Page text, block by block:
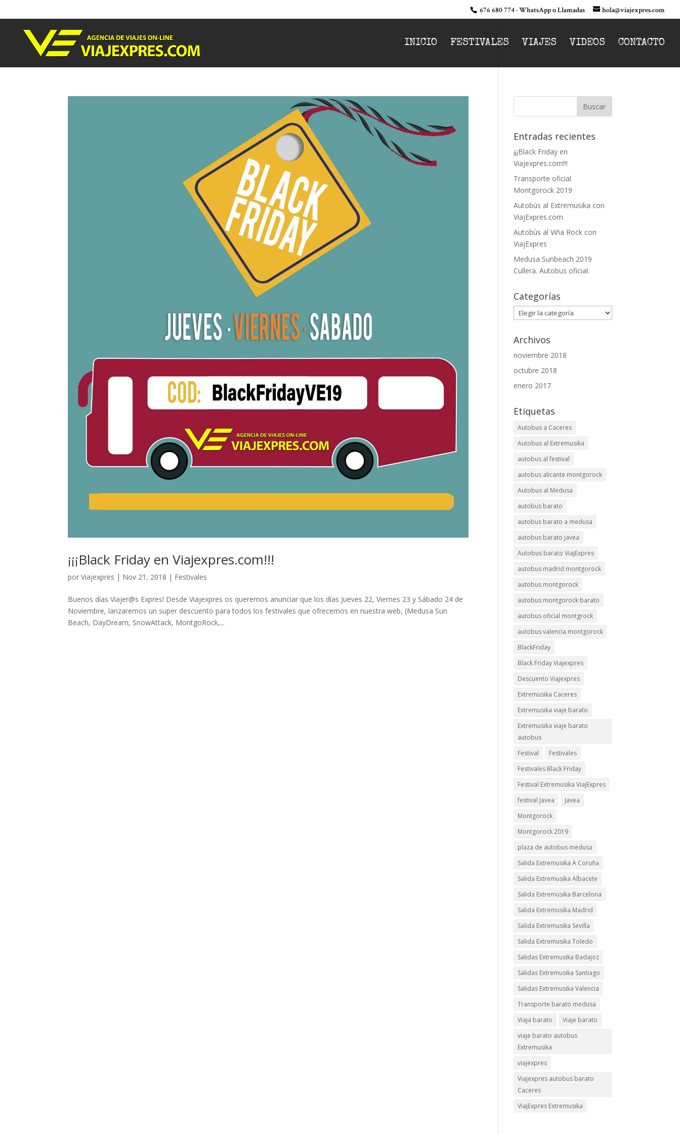
676 680 774 · WhatsApp o Llamadas hola@viajexpres.com
INICIO FESTIVALES VIAJES VIDEOS CONTACTO
¡¡¡Black Friday en Viajexpres.com!!!
porViajexpres | Nov 21, 2018 | Festivales
Buenos días Viajer@s Expres! Desde Viajexpres os queremos anunciar que los días Jueves 22, Viernes 23 y Sábado 24 de
Noviembre, lanzaremos un super descuento para todos los festivales que ofrecemos en nuestra web, (Medusa Sun
Beach, DayDream, SnowAttack, MontgoRock,...
Entradas recientes
¡¡¡Black Friday en
Viajexpres.com!!!
Transporte oficial
Montgorock 2019
Autobús al Extremusika con
ViajExpres.com
Autobús al Viña Rock con
ViajExpres
Medusa Sunbeach 2019
Cullera. Autobus oficial.
Categorías
Categorías
Archivos
noviembre 2018
octubre 2018
enero 2017
Etiquetas
Autobus a Caceres
Autobus al Extremusika
autobus al festival
autobus alicante montgorock
Autobus al Medusa
autobus barato
autobus barato a medusa
autobus barato javea
Autobus barato ViajExpres
autobus madrid montgorock
autobus montgorock
autobus montgorock barato
autobus oficial montgrock
autobus valencia montgorock
BlackFriday
Black Friday Viajexpres
Descuento Viajexpres
Extremusika Caceres
Extremusika viaje barato
Extremusika viaje barato
autobus
Festival
Festivales
Festivales Black Friday
Festival Extremusika ViajExpres
festival Javea
Javea
Montgorock
Montgorock 2019
plaza de autobus medusa
Salida Extremusika A Coruña
Salida Extremusika Albacete
Salida Extremusika Barcelona
Salida Extremusika Madrid
Salida Extremusika Sevilla
Salida Extremusika Toledo
Salidas Extremusika Badajoz
Salidas Extremusika Santiago
Salidas Extremusika Valencia
Transporte barato medusa
Viaja barato
Viaje barato
viaje barato autobus
Extremusika
viajexpres
Viajexpres autobus barato
Caceres
ViajExpres Extremusika